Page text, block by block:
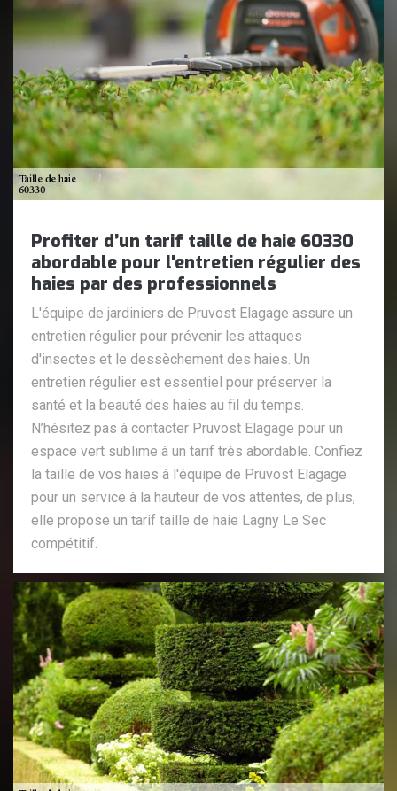
Profiter d’un tarif taille de haie 60330
abordable pour l'entretien régulier des
haies par des professionnels
L'équipe de jardiniers de Pruvost Elagage assure un
entretien régulier pour prévenir les attaques
d'insectes et le dessèchement des haies. Un
entretien régulier est essentiel pour préserver la
santé et la beauté des haies au fil du temps.
N’hésitez pas à contacter Pruvost Elagage pour un
espace vert sublime à un tarif très abordable. Confiez
la taille de vos haies à l'équipe de Pruvost Elagage
pour un service à la hauteur de vos attentes, de plus,
elle propose un tarif taille de haie Lagny Le Sec
compétitif.